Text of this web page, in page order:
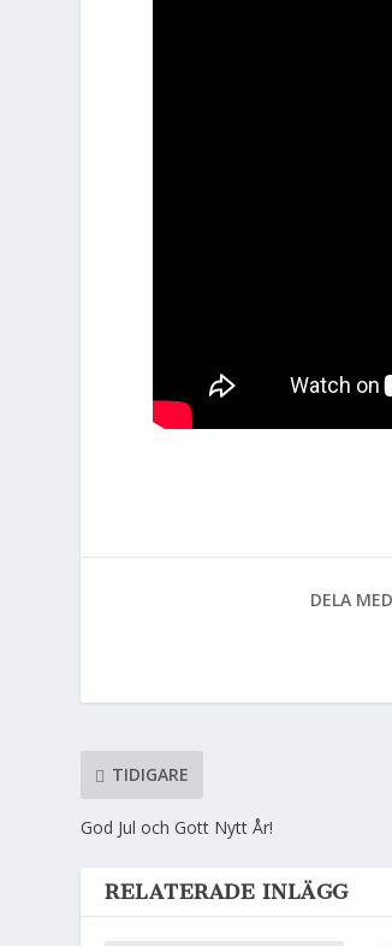
DELA
TIDIGARE
God Jul och Gott Nytt År!
RELATERADE INLÄGG